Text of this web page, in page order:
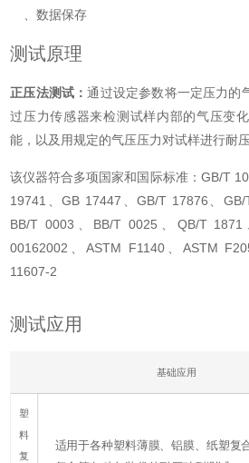
、数据保存
测试原理
正压法测试：通过设定参数将一定压力的
过压力传感器来检测试样内部的气压变
能，以及用规定的气压压力对试样进行耐
该仪器符合多项国家和国际标准：GB/T
19741、GB 17447、GB/T 17876、GB/
BB/T 0003、BB/T 0025、QB/T 1871
00162002、ASTM F1140、ASTM
11607-2
测试应用
基础应用
塑
料
复
适用于各种塑料薄膜、铝膜、纸塑复